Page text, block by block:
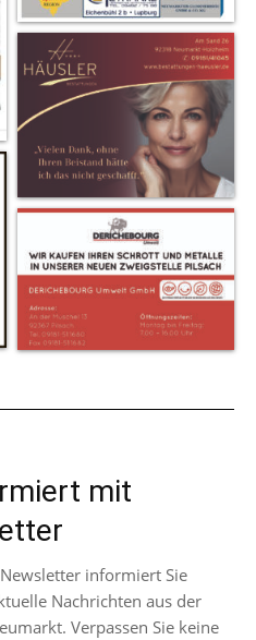
mit
informiert Sie
Nachrichten aus der
Verpassen Sie keine